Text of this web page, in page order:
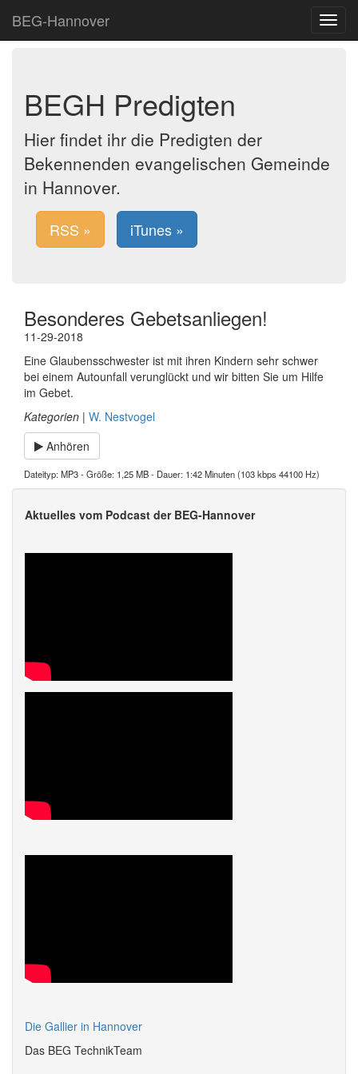
BEG-Hannover
Toggle
BEGH Predigten
Hier findet ihr die Predigten der
Bekennenden evangelischen Gemeinde
in Hannover.
RSS » iTunes »
Besonderes Gebetsanliegen!
11-29-2018
Eine Glaubensschwester ist mit ihren Kindern sehr schwer
bei einem Autounfall verunglückt und wir bitten Sie um Hilfe
im Gebet.
Kategorien | W. Nestvogel
Anhören
Dateityp: MP3 - Größe: 1,25 MB - Dauer: 1:42 Minuten (103 kbps 44100 Hz)
Aktuelles vom Podcast der BEG-Hannover
Die Gallier in Hannover
Das BEG TechnikTeam